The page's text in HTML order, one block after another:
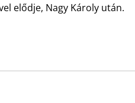
elődje, Nagy Károly után.